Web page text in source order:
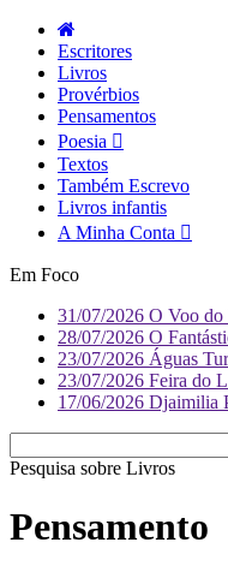
Escritores
Livros
Provérbios
Pensamentos
Poesia
Textos
Também Escrevo
Livros infantis
A Minha Conta
Em Foco
31/07/2026 O Voo do
28/07/2026 O
23/07/2026 Águas
23/07/2026 Feira do
17/06/2026 Djaimilia
Pesquisa sobre
Pensamento